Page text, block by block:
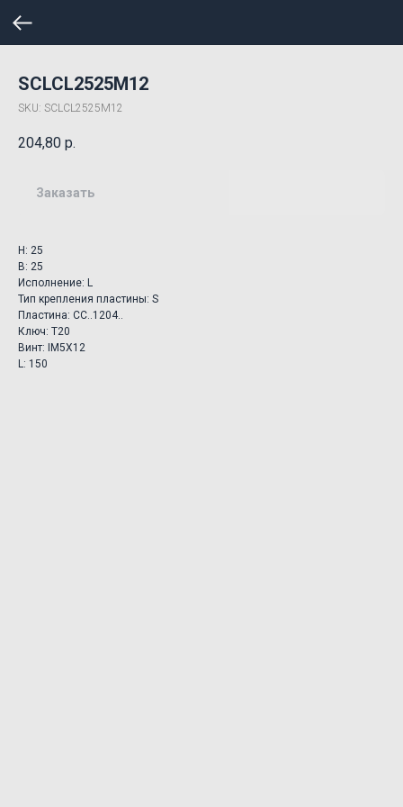
SCLCL2525M12
SKU: SCLCL2525M12
204,80 р.
Заказать
H: 25
B: 25
Исполнение: L
Тип крепления пластины: S
Пластина: CC..1204..
Ключ: T20
Винт: IM5X12
L: 150